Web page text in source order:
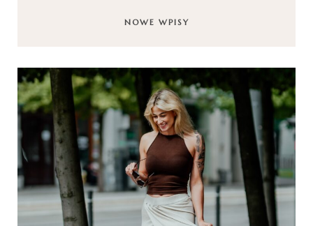
NOWE WPISY